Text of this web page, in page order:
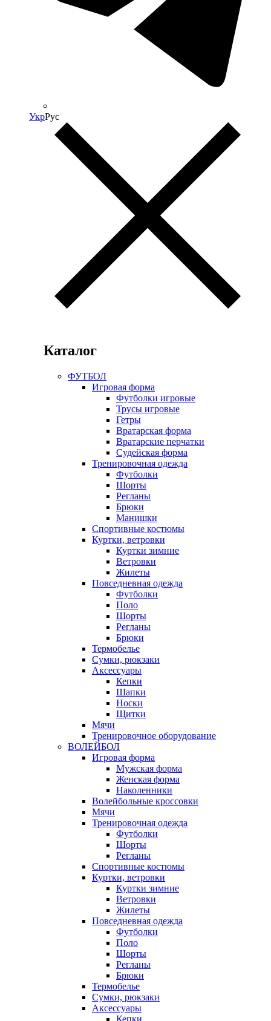
УкрРус
Каталог
ФУТБОЛ
Игровая форма
Футболки игровые
Трусы игровые
Гетры
Вратарская форма
Вратарские перчатки
Судейская форма
Тренировочная одежда
Футболки
Шорты
Регланы
Брюки
Манишки
Спортивные костюмы
Куртки, ветровки
Куртки зимние
Ветровки
Жилеты
Повседневная одежда
Футболки
Поло
Шорты
Регланы
Брюки
Термобелье
Сумки, рюкзаки
Аксессуары
Кепки
Шапки
Носки
Щитки
Мячи
Тренировочное оборудование
ВОЛЕЙБОЛ
Игровая форма
Мужская форма
Женская форма
Наколенники
Волейбольные кроссовки
Мячи
Тренировочная одежда
Футболки
Шорты
Регланы
Спортивные костюмы
Куртки, ветровки
Куртки зимние
Ветровки
Жилеты
Повседневная одежда
Футболки
Поло
Шорты
Регланы
Брюки
Термобелье
Сумки, рюкзаки
Аксессуары
Кепки